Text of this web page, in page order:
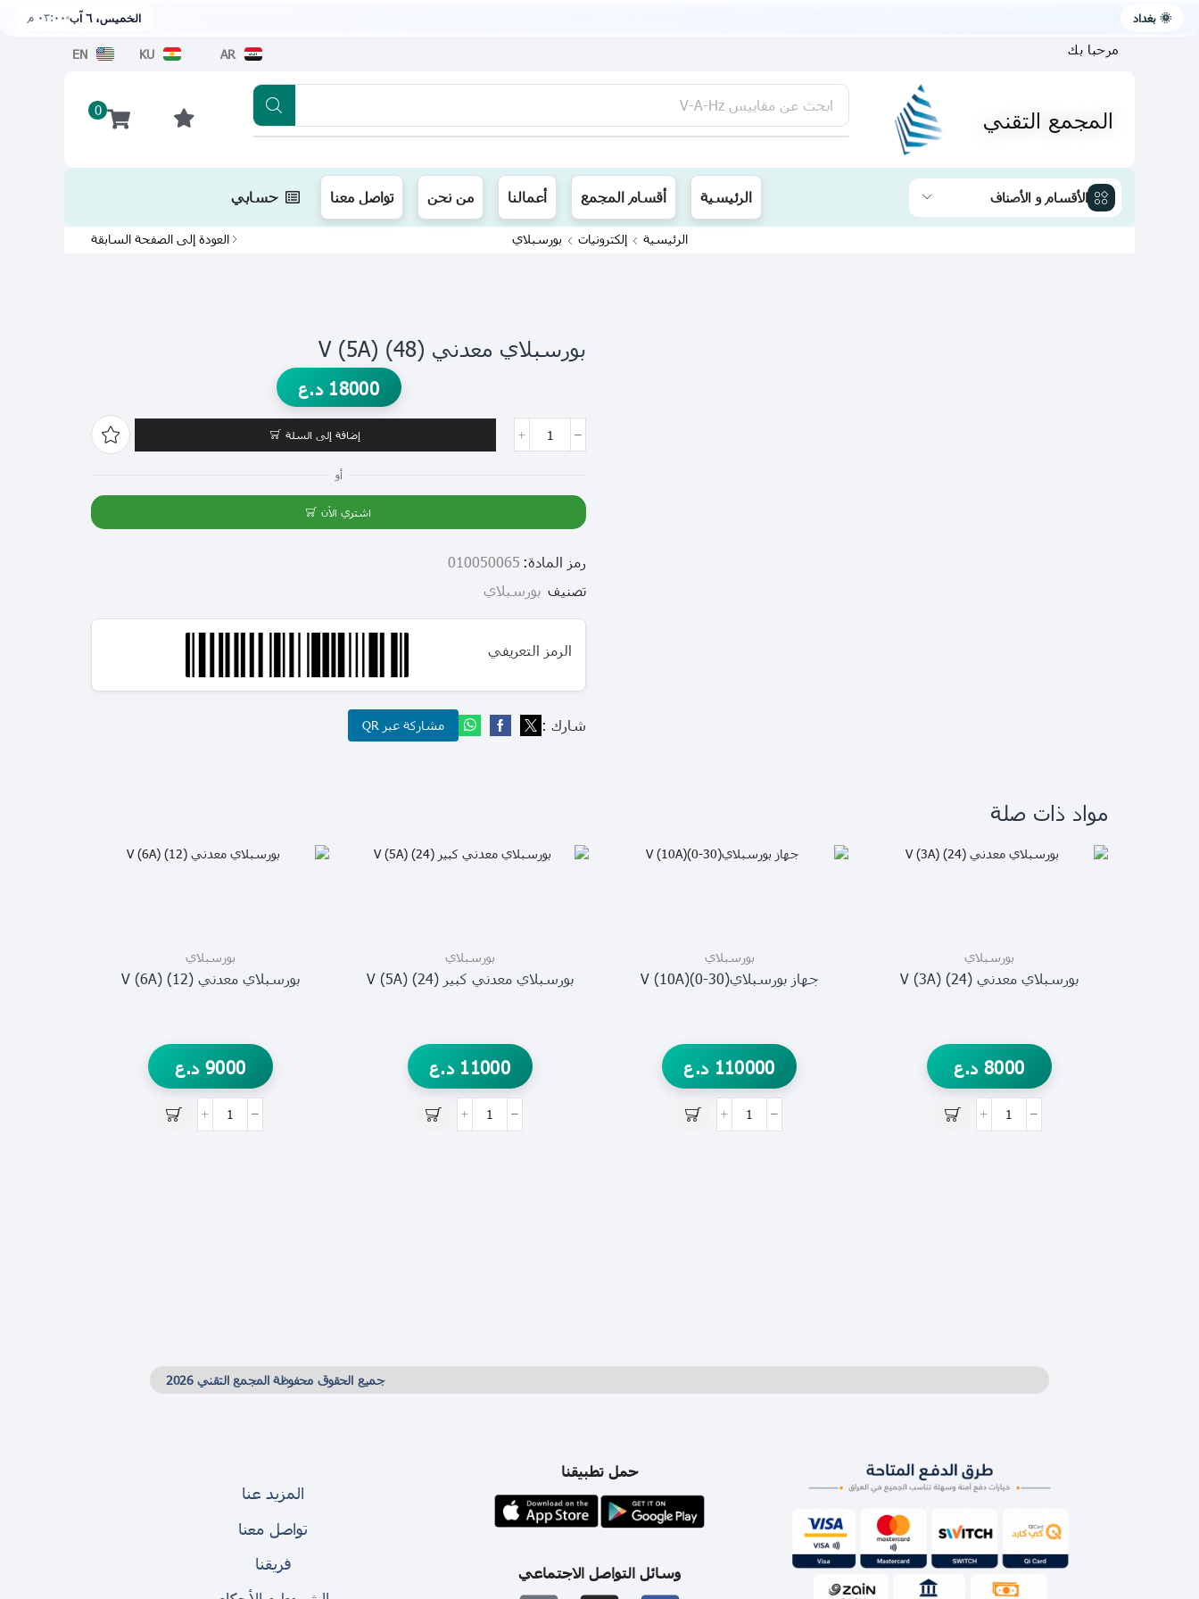
🌞 بغداد الخميس، ٦ آب ٠٣:٠٠ م
AR
KU
EN مرحبا بك
المجمع التقني 0 ابحث عن مقاييس V-A-Hz
يتوفر لدينا توصيل الى جميع محافظات العراق تطبيقنا متوفر الآن على متجر أبل اضغط
الأقسام و الأصناف الرئيسية أقسام المجمع أعمالنا من نحن تواصل معنا حسابي
الرئيسية إلكترونيات بورسبلاي العودة إلى الصفحة السابقة
بورسبلاي معدني V (5A) (48)
18000 د.ع
إضافة إلى السلة
أو
اشتري الآن
رمز المادة: 010050065
تصنيف بورسبلاي
الرمز التعريفي
شارك : مشاركة عبر QR
مواد ذات صلة
بورسبلاي
بورسبلاي معدني V (3A) (24)
8000 د.ع
بورسبلاي
جهاز بورسبلايV (10A)(0-30)
110000 د.ع
بورسبلاي
بورسبلاي معدني كبير V (5A) (24)
11000 د.ع
بورسبلاي
بورسبلاي معدني V (6A) (12)
9000 د.ع
جميع الحقوق محفوظة المجمع التقني 2026
حمل تطبيقنا
وسائل التواصل الاجتماعي
المزيد عنا
تواصل معنا
فريقنا